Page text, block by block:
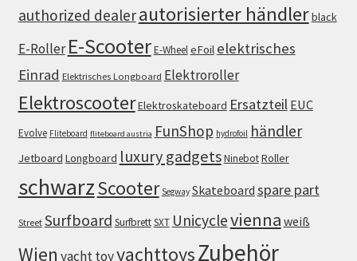
authorized dealerautorisierter händlerblack
E-Roller E-ScooterE-WheeleFoil elektrisches
Einrad Elektrisches Longboard Elektroroller
ElektroscooterElektroskateboard Ersatzteil EUC
Evolve Fliteboard fliteboard austria FunShop hydrofoil händler
Jetboard Longboard luxury gadgetsNinebotRoller
schwarzScooter Segway Skateboard spare part
Street Surfboard SurfbrettSXT Unicyclevienna weiß
Wien yacht toyyachttoysZubehör